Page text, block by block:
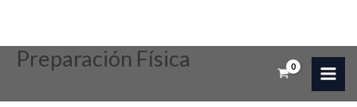
contenido
Preparación Física